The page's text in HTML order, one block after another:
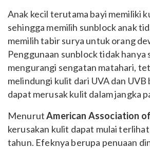
Anak kecil terutama bayi memiliki
sehingga memilih sunblock anak
memilih tabir surya untuk orang
Penggunaan sunblock tidak hanya
mengurangi sengatan matahari,
melindungi kulit dari UVA dan UVB
dapat merusak kulit dalam jangka
MenurutAmerican Association
kerusakan kulit dapat mulai terlihat
tahun. Efeknya berupa penuaan